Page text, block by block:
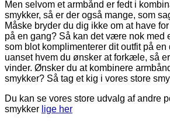
Men selvom et armbånd er fedt i
smykker, så er der også mange, som
Måske bryder du dig ikke om at have
på en gang? Så kan det være nok med
som blot komplimenterer dit outfit på en
uanset hvem du ønsker at forkæle, så
vinder. Ønsker du at kombinere
smykker? Så tag et kig i vores store
Du kan se vores store udvalg af andre
smykker lige her